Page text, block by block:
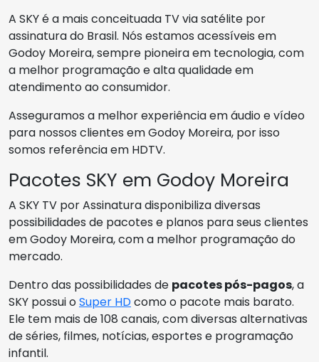
A SKY é a mais conceituada TV via satélite por
assinatura do Brasil. Nós estamos acessíveis em
Godoy Moreira, sempre pioneira em tecnologia, com
a melhor programação e alta qualidade em
atendimento ao consumidor.
Asseguramos a melhor experiência em áudio e vídeo
para nossos clientes em Godoy Moreira, por isso
somos referência em HDTV.
Pacotes SKY em Godoy Moreira
A SKY TV por Assinatura disponibiliza diversas
possibilidades de pacotes e planos para seus clientes
em Godoy Moreira, com a melhor programação do
mercado.
Dentro das possibilidades de pacotes pós-pagos, a
SKY possui oSuper HDcomo o pacote mais barato.
Ele tem mais de 108 canais, com diversas alternativas
de séries, filmes, notícias, esportes e programação
infantil.